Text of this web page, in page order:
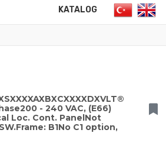
KATALOG Dilinizi seçin
- 240 VAC, (E66)
Loc. Cont. PanelNot
B1No C1 option,